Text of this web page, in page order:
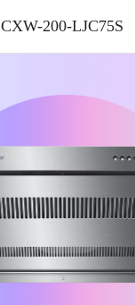
CXW-200-LJC75S